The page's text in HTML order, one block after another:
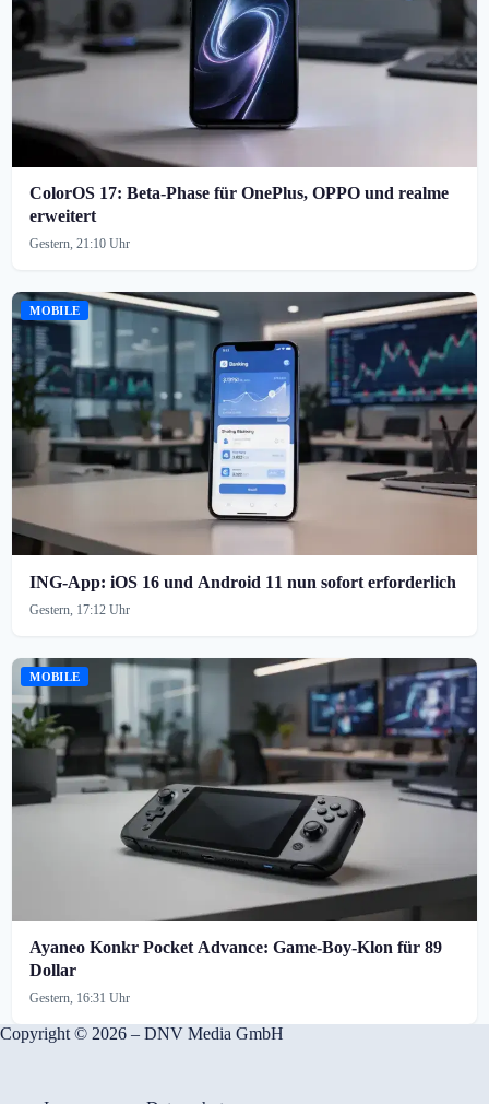
ColorOS 17: Beta-Phase für OnePlus, OPPO und realme
erweitert
Gestern, 21:10 Uhr
MOBILE
ING-App: iOS 16 und Android 11 nun sofort erforderlich
Gestern, 17:12 Uhr
MOBILE
Ayaneo Konkr Pocket Advance: Game-Boy-Klon für 89
Dollar
Gestern, 16:31 Uhr
Copyright © 2026 – DNV Media GmbH